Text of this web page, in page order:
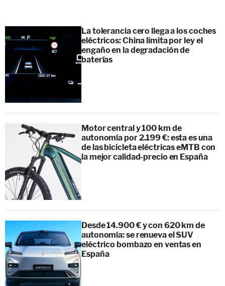
La tolerancia cero llega a los coches
eléctricos: China limita por ley el
engaño en la degradación de
baterías
Motor central y 100 km de
autonomía por 2.199 €: esta es una
de las bicicleta eléctricas eMTB con
la mejor calidad-precio en España
Desde 14.900 € y con 620 km de
autonomía: se renueva el SUV
eléctrico bombazo en ventas en
España